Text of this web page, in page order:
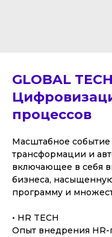
GLOBAL
процессов
Масштабное
трансформации и
включающее в себя
бизнеса,
программу и
• HR TECH
Опыт внедрения